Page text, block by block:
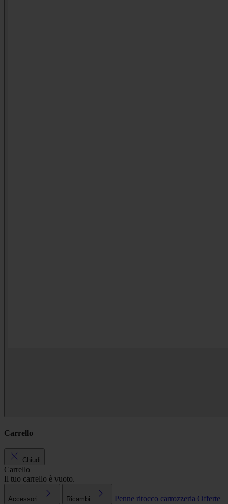
Carrello
Chiudi
Carrello
Il tuo carrello è vuoto.
Accessori Ricambi Penne ritocco carrozzeria Offerte